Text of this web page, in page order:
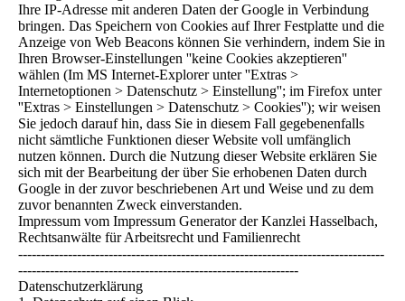
Ihre IP-Adresse mit anderen Daten der Google in Verbindung
bringen. Das Speichern von Cookies auf Ihrer Festplatte und die
Anzeige von Web Beacons können Sie verhindern, indem Sie in
Ihren Browser-Einstellungen ''keine Cookies akzeptieren''
wählen (Im MS Internet-Explorer unter ''Extras >
Internetoptionen > Datenschutz > Einstellung''; im Firefox unter
''Extras > Einstellungen > Datenschutz > Cookies''); wir weisen
Sie jedoch darauf hin, dass Sie in diesem Fall gegebenenfalls
nicht sämtliche Funktionen dieser Website voll umfänglich
nutzen können. Durch die Nutzung dieser Website erklären Sie
sich mit der Bearbeitung der über Sie erhobenen Daten durch
Google in der zuvor beschriebenen Art und Weise und zu dem
zuvor benannten Zweck einverstanden.
Impressum vom Impressum Generator der Kanzlei Hasselbach,
Rechtsanwälte für Arbeitsrecht und Familienrecht
---------------------------------------------------------------------------------
--------------------------------------------------------------
Datenschutzerklärung